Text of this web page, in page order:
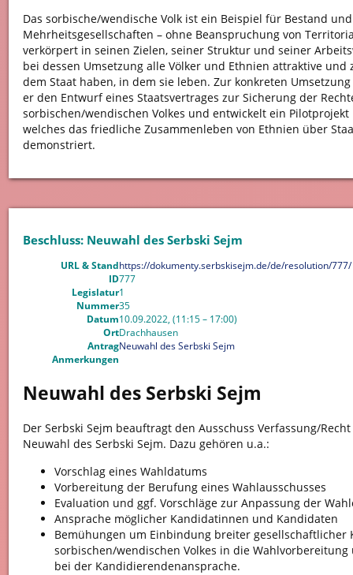
Das sorbische/wendische Volk ist ein Beispiel für Bestand
Mehrheitsgesellschaften – ohne Beanspruchung von
verkörpert in seinen Zielen, seiner Struktur und seiner
bei dessen Umsetzung alle Völker und Ethnien attraktive
dem Staat haben, in dem sie leben. Zur konkreten
er den Entwurf eines Staatsvertrages zur Sicherung der
sorbischen/wendischen Volkes und entwickelt ein
welches das friedliche Zusammenleben von Ethnien über
demonstriert.
Beschluss: Neuwahl des Serbski Sejm
URL & Standhttps://dokumenty.serbskisejm.de/de/resolution/777/
ID777
Legislatur1
Nummer35
Datum10.09.2022, (11:15 – 17:00)
OrtDrachhausen
AntragNeuwahl des Serbski Sejm
Anmerkungen
Neuwahl des Serbski Sejm
Der Serbski Sejm beauftragt den Ausschuss Verfassung/
Neuwahl des Serbski Sejm. Dazu gehören u.a.:
Vorschlag eines Wahldatums
Vorbereitung der Berufung eines Wahlausschusses
Evaluation und ggf. Vorschläge zur Anpassung der
Ansprache möglicher Kandidatinnen und Kandidaten
Bemühungen um Einbindung breiter gesellschaftlicher
sorbischen/wendischen Volkes in die
bei der Kandidierendenansprache.